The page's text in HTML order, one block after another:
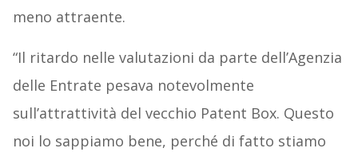
meno attraente.
“Il ritardo nelle valutazioni da parte dell’Agenzia
delle Entrate pesava notevolmente
sull’attrattività del vecchio Patent Box. Questo
noi lo sappiamo bene, perché di fatto stiamo